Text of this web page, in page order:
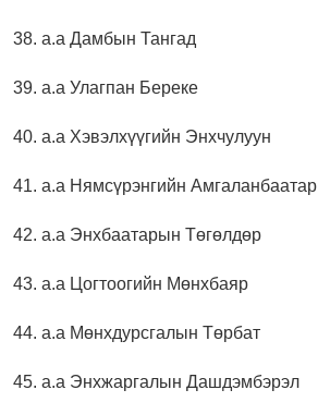
38. а.а Дамбын Тангад
39. а.а Улагпан Береке
40. а.а Хэвэлхүүгийн Энхчулуун
41. а.а Нямсүрэнгийн Амгаланбаатар
42. а.а Энхбаатарын Төгөлдөр
43. а.а Цогтоогийн Мөнхбаяр
44. а.а Мөнхдурсгалын Төрбат
45. а.а Энхжаргалын Дашдэмбэрэл